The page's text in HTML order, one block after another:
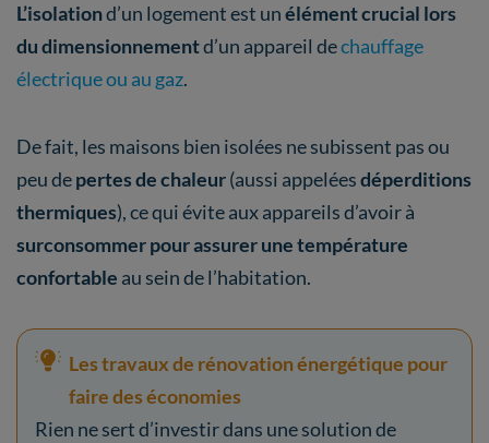
L’isolationd’un logement est unélément crucial lors
du dimensionnementd’un appareil dechauffage
électrique ou au gaz.
De fait, les maisons bien isolées ne subissent pas ou
peu depertes de chaleur(aussi appeléesdéperditions
thermiques), ce qui évite aux appareils d’avoir à
surconsommer pour assurer une température
confortable au sein de l’habitation.
Les travaux de rénovation énergétique pour
faire des économies
Rien ne sert d’investir dans une solution de